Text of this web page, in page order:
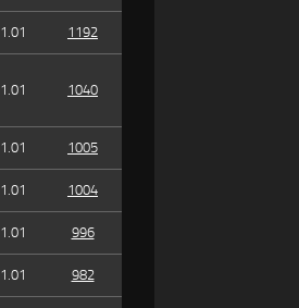
1.01 1192
1.01 1040
1.01 1005
1.01 1004
1.01 996
1.01 982